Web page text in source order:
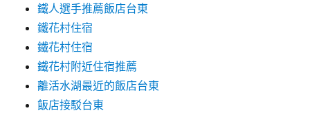
鐵人選手推薦飯店台東
鐵花村住宿
鐵花村住宿
鐵花村附近住宿推薦
離活水湖最近的飯店台東
飯店接駁台東